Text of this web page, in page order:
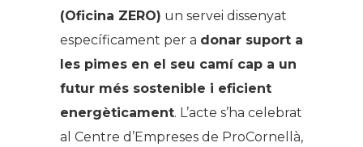
(Oficina ZERO) un servei dissenyat
específicament per a donar suport a
les pimes en el seu camí cap a un
futur més sostenible i eficient
energèticament. L’acte s’ha celebrat
al Centre d’Empreses de ProCornellà,